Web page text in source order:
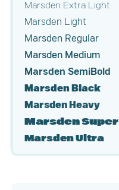
Marsden Extra Light
Marsden Light
Marsden Regular
Marsden Medium
Marsden SemiBold
Marsden Black
Marsden Heavy
Marsden Super
Marsden Ultra